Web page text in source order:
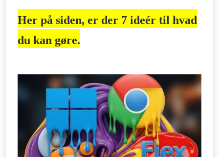
Her på siden, er der 7 ideér til hvad
du kan gøre.